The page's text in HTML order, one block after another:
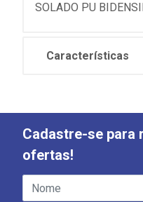
SOLADO PU
Características
Cadastre-se para
ofertas!